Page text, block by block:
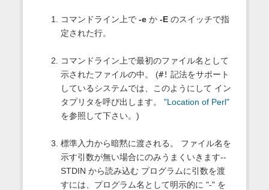
コマンドライン上で -eか -Eのスイッチで指
定された行。
コマンドライン上で最初のファイル名として
示されたファイルの中。 (#! 記法をサポート
しているシステムでは、このようにして イン
タプリタを呼び出します。 "Location of Perl"
を参照して下さい。)
標準入力から暗黙に渡される。 ファイル名を
示す引数が無い場合にのみうまくいきます--
STDIN から読み込む プログラムに引数を渡
すには、プログラム名として明示的に "-" を